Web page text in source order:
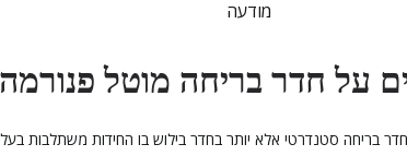
מודעה
על חדר בריחה מוטל פנורמה
בריחה סטנדרטי אלא יותר בחדר בילוש בו החידות משתלבות